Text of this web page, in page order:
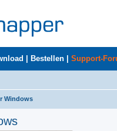
Bestellen Support-
Windows